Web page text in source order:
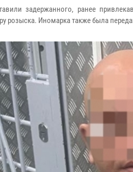
задержанного, ранее
розыска. Иномарка также была